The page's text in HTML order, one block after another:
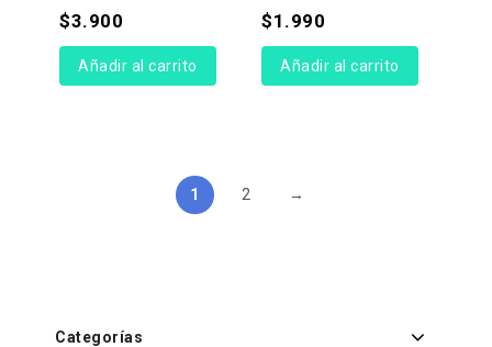
$3.900
Añadir al carrito
$1.990
Añadir al carrito
1 2 →
Categorías